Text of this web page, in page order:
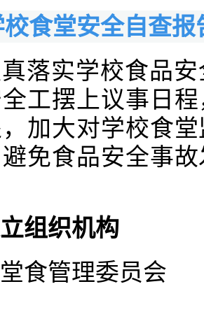
食堂安全自查报
落实学校食品
工摆上议事日
加大对学校食
免食品安全事
组织机构
食管理委员会